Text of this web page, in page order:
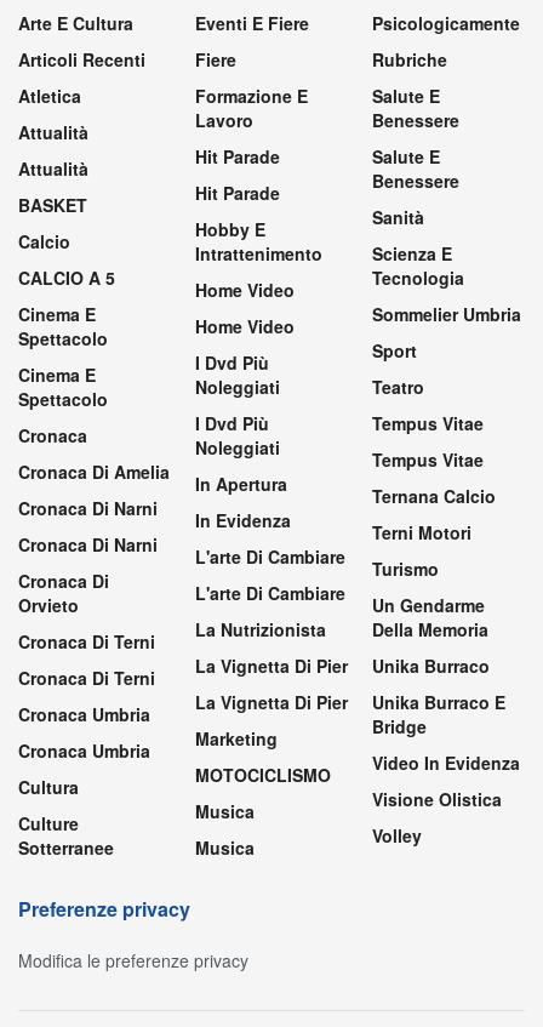
Arte E Cultura
Articoli Recenti
Atletica
Attualità
Attualità
BASKET
Calcio
CALCIO A 5
Cinema E
Spettacolo
Cinema E
Spettacolo
Cronaca
Cronaca Di Amelia
Cronaca Di Narni
Cronaca Di Narni
Cronaca Di
Orvieto
Cronaca Di Terni
Cronaca Di Terni
Cronaca Umbria
Cronaca Umbria
Cultura
Culture
Sotterranee
Eventi E Fiere
Fiere
Formazione E
Lavoro
Hit Parade
Hit Parade
Hobby E
Intrattenimento
Home Video
Home Video
I Dvd Più
Noleggiati
I Dvd Più
Noleggiati
In Apertura
In Evidenza
L'arte Di Cambiare
L'arte Di Cambiare
La Nutrizionista
La Vignetta Di Pier
La Vignetta Di Pier
Marketing
MOTOCICLISMO
Musica
Musica
Psicologicamente
Rubriche
Salute E
Benessere
Salute E
Benessere
Sanità
Scienza E
Tecnologia
Sommelier Umbria
Sport
Teatro
Tempus Vitae
Tempus Vitae
Ternana Calcio
Terni Motori
Turismo
Un Gendarme
Della Memoria
Unika Burraco
Unika Burraco E
Bridge
Video In Evidenza
Visione Olistica
Volley
Preferenze privacy
Modifica le preferenze privacy